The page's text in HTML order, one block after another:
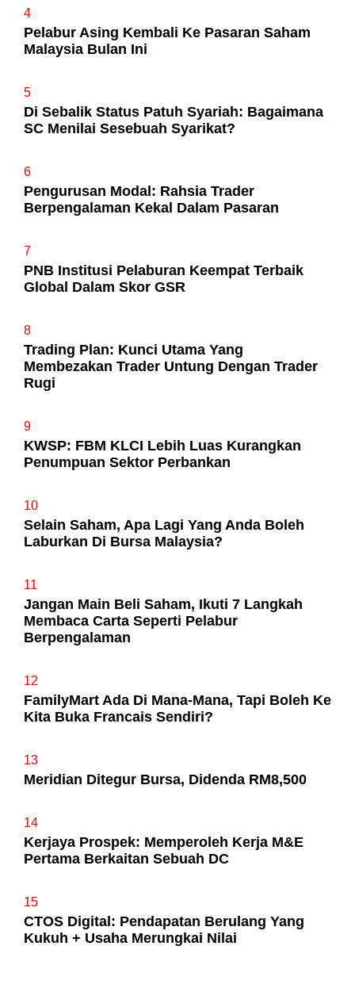
4
Pelabur Asing Kembali Ke Pasaran Saham
Malaysia Bulan Ini
5
Di Sebalik Status Patuh Syariah: Bagaimana
SC Menilai Sesebuah Syarikat?
6
Pengurusan Modal: Rahsia Trader
Berpengalaman Kekal Dalam Pasaran
7
PNB Institusi Pelaburan Keempat Terbaik
Global Dalam Skor GSR
8
Trading Plan: Kunci Utama Yang
Membezakan Trader Untung Dengan Trader
Rugi
9
KWSP: FBM KLCI Lebih Luas Kurangkan
Penumpuan Sektor Perbankan
10
Selain Saham, Apa Lagi Yang Anda Boleh
Laburkan Di Bursa Malaysia?
11
Jangan Main Beli Saham, Ikuti 7 Langkah
Membaca Carta Seperti Pelabur
Berpengalaman
12
FamilyMart Ada Di Mana-Mana, Tapi Boleh Ke
Kita Buka Francais Sendiri?
13
Meridian Ditegur Bursa, Didenda RM8,500
14
Kerjaya Prospek: Memperoleh Kerja M&E
Pertama Berkaitan Sebuah DC
15
CTOS Digital: Pendapatan Berulang Yang
Kukuh + Usaha Merungkai Nilai